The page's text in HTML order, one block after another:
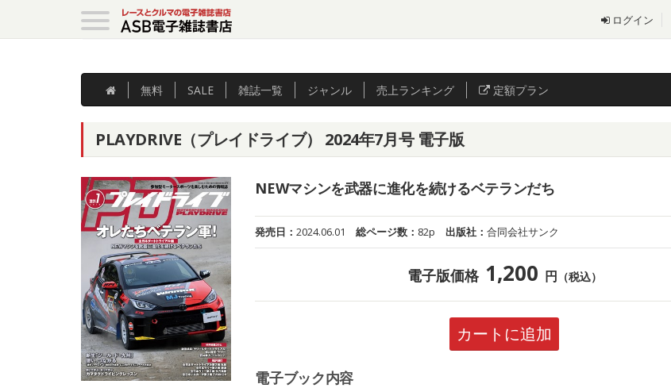
ログイン
無料 SALE 雑誌一覧 ジャンル 売上ランキング 定額プラン
PLAYDRIVE（プレイドライブ） 2024年7月号 電子版
NEWマシンを武器に進化を続けるベテランだち
発売日：2024.06.01 総ページ数： 82p 出版社：合同会社サンク
電子版価格 1,200 円 （税込）
カートに追加
電子ブック内容